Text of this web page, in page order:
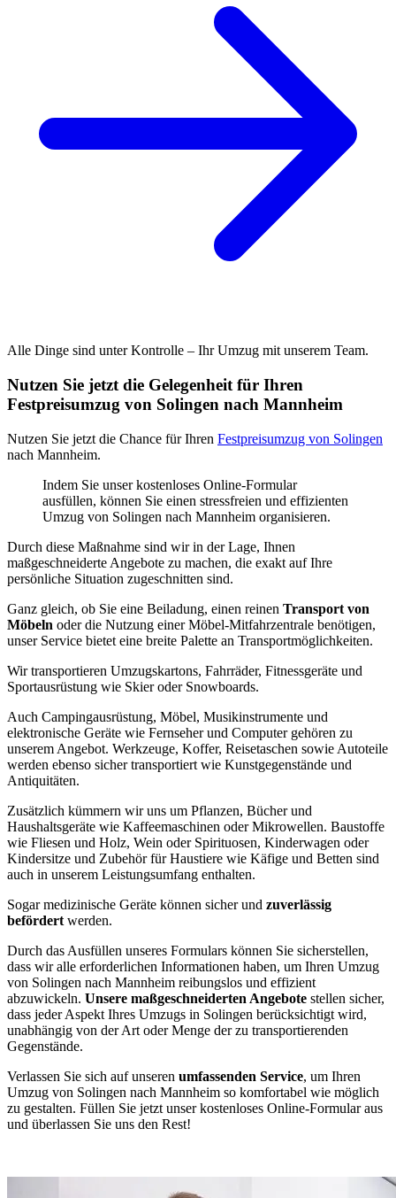
Alle Dinge sind unter Kontrolle – Ihr Umzug mit unserem Team.
Nutzen Sie jetzt die Gelegenheit für Ihren
Festpreisumzug von Solingen nach Mannheim
Nutzen Sie jetzt die Chance für Ihren Festpreisumzug von Solingen
nach Mannheim.
Indem Sie unser kostenloses Online-Formular
ausfüllen, können Sie einen stressfreien und effizienten
Umzug von Solingen nach Mannheim organisieren.
Durch diese Maßnahme sind wir in der Lage, Ihnen
maßgeschneiderte Angebote zu machen, die exakt auf Ihre
persönliche Situation zugeschnitten sind.
Ganz gleich, ob Sie eine Beiladung, einen reinen Transport von
Möbeln oder die Nutzung einer Möbel-Mitfahrzentrale benötigen,
unser Service bietet eine breite Palette an Transportmöglichkeiten.
Wir transportieren Umzugskartons, Fahrräder, Fitnessgeräte und
Sportausrüstung wie Skier oder Snowboards.
Auch Campingausrüstung, Möbel, Musikinstrumente und
elektronische Geräte wie Fernseher und Computer gehören zu
unserem Angebot. Werkzeuge, Koffer, Reisetaschen sowie Autoteile
werden ebenso sicher transportiert wie Kunstgegenstände und
Antiquitäten.
Zusätzlich kümmern wir uns um Pflanzen, Bücher und
Haushaltsgeräte wie Kaffeemaschinen oder Mikrowellen. Baustoffe
wie Fliesen und Holz, Wein oder Spirituosen, Kinderwagen oder
Kindersitze und Zubehör für Haustiere wie Käfige und Betten sind
auch in unserem Leistungsumfang enthalten.
Sogar medizinische Geräte können sicher und zuverlässig
befördert werden.
Durch das Ausfüllen unseres Formulars können Sie sicherstellen,
dass wir alle erforderlichen Informationen haben, um Ihren Umzug
von Solingen nach Mannheim reibungslos und effizient
abzuwickeln. Unsere maßgeschneiderten Angebote stellen sicher,
dass jeder Aspekt Ihres Umzugs in Solingen berücksichtigt wird,
unabhängig von der Art oder Menge der zu transportierenden
Gegenstände.
Verlassen Sie sich auf unseren umfassenden Service, um Ihren
Umzug von Solingen nach Mannheim so komfortabel wie möglich
zu gestalten. Füllen Sie jetzt unser kostenloses Online-Formular aus
und überlassen Sie uns den Rest!